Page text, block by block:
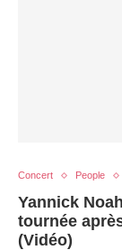
Concert People
Yannick
tournée
(Vidéo)